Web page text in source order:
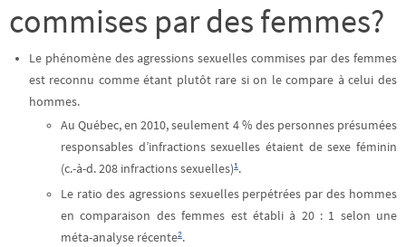
commises par des femmes?
Le phénomène des agressions sexuelles commises par des femmes
est reconnu comme étant plutôt rare si on le compare à celui des
hommes.
Au Québec, en 2010, seulement 4 % des personnes présumées
responsables d’infractions sexuelles étaient de sexe féminin
(c.-à-d. 208 infractions sexuelles)1.
Le ratio des agressions sexuelles perpétrées par des hommes
en comparaison des femmes est établi à 20 : 1 selon une
méta-analyse récente2.